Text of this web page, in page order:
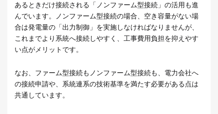
あるときだけ接続される「ノンファーム型接続」の活用も進
んでいます。ノンファーム型接続の場合、空き容量がない場
合は発電量の「出力制御」を実施しなければなりませんが、
これまでより系統へ接続しやすく、工事費用負担を抑えやす
い点がメリットです。
なお、ファーム型接続もノンファーム型接続も、電力会社へ
の接続申請や、系統連系の技術基準を満たす必要がある点は
共通しています。